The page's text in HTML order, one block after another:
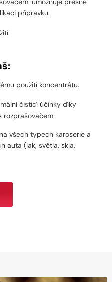
přípravku.
použití koncentrátu.
čisticí účinky díky
rozprašovačem.
všech typech karoserie a
auta (lak, světla, skla,